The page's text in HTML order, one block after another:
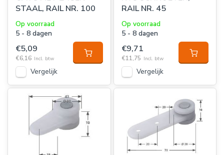
STAAL, RAIL NR. 100
Op voorraad
5 - 8 dagen
€5,09
€6,16 Incl. btw
Vergelijk
RAIL NR. 45
Op voorraad
5 - 8 dagen
€9,71
€11,75 Incl. btw
Vergelijk